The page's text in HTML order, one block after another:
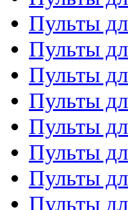
Пульты
Пульты
Пульты
Пульты
Пульты
Пульты
Пульты
Пульты